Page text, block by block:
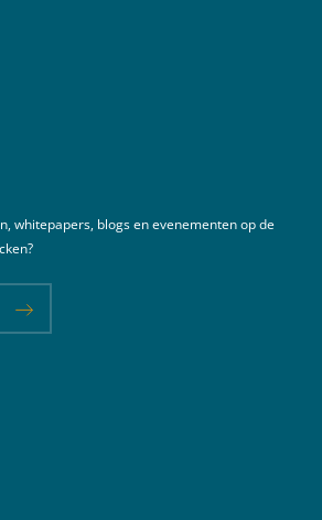
whitepapers, blogs en evenementen op de